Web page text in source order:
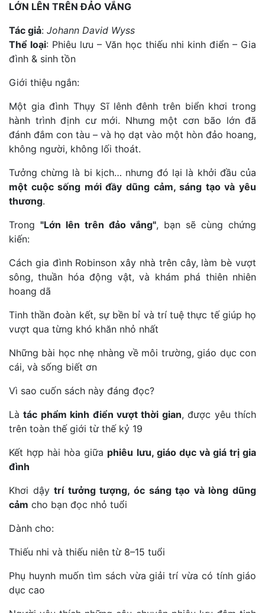
LỚN LÊN TRÊN ĐẢO VẮNG
Tác giả: Johann David Wyss
Thể loại: Phiêu lưu – Văn học thiếu nhi kinh điển – Gia
đình & sinh tồn
Giới thiệu ngắn:
Một gia đình Thụy Sĩ lênh đênh trên biển khơi trong
hành trình định cư mới. Nhưng một cơn bão lớn đã
đánh đắm con tàu – và họ dạt vào một hòn đảo hoang,
không người, không lối thoát.
Tưởng chừng là bi kịch… nhưng đó lại là khởi đầu của
một cuộc sống mới đầy dũng cảm, sáng tạo và yêu
thương.
Trong "Lớn lên trên đảo vắng", bạn sẽ cùng chứng
kiến:
Cách gia đình Robinson xây nhà trên cây, làm bè vượt
sông, thuần hóa động vật, và khám phá thiên nhiên
hoang dã
Tinh thần đoàn kết, sự bền bỉ và trí tuệ thực tế giúp họ
vượt qua từng khó khăn nhỏ nhất
Những bài học nhẹ nhàng về môi trường, giáo dục con
cái, và sống biết ơn
Vì sao cuốn sách này đáng đọc?
Làtác phẩm kinh điển vượt thời gian, được yêu thích
trên toàn thế giới từ thế kỷ 19
Kết hợp hài hòa giữa phiêu lưu, giáo dục và giá trị gia
đình
Khơi dậytrí tưởng tượng, óc sáng tạo và lòng dũng
cảm cho bạn đọc nhỏ tuổi
Dành cho:
Thiếu nhi và thiếu niên từ 8–15 tuổi
Phụ huynh muốn tìm sách vừa giải trí vừa có tính giáo
dục cao